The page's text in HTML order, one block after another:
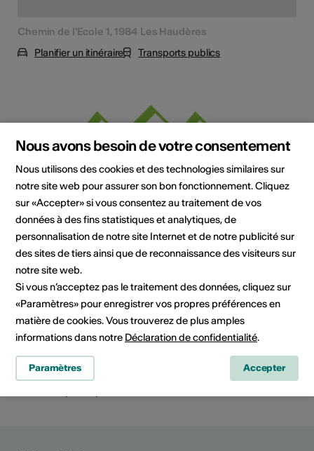
Chemin de l'Ecole 1, 1984 Les Haudères
Planifier un itinéraire
Transports publics
Institution / organisation
Centre de géologie et glaciologie/Fondation
La Maison des Alpes
Chemin de l'Ecole 1
1984 Les Haudères
Téléphone +41 27 283 40 00
E-Mail
Planifier un itinéraire
Nous avons besoin de votre consentement
Nous utilisons des cookies et des technologies similaires sur
notre site web pour assurer son bon fonctionnement. Cliquez
sur «Accepter» si vous consentez au traitement de vos
données à des fins statistiques et analytiques, de
personnalisation de notre site Internet et de notre publicité sur
des sites de tiers ainsi que de reconnaissance des visiteurs sur
notre site web.
Si vous n’acceptez pas le traitement des données, cliquez sur
«Paramètres» pour enregistrer vos propres préférences en
matière de cookies. Vous trouverez de plus amples
informations dans notre Déclaration de confidentialité.
Paramètres Accepter